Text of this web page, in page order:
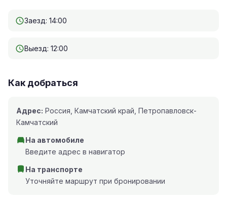
Заезд: 14:00
Выезд: 12:00
Как добраться
Адрес: Россия, Камчатский край, Петропавловск-
Камчатский
На автомобиле
Введите адрес в навигатор
На транспорте
Уточняйте маршрут при бронировании